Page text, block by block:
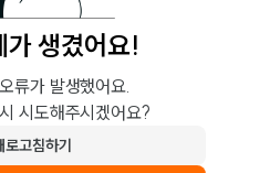
가 생겼어요!
류가 발생했어요.
시도해주시겠어요?
로고침하기